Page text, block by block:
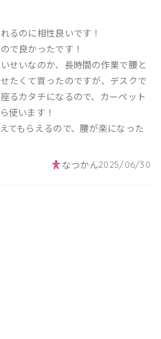
るのに相性良いです！
で良かったです！
せいなのか、長時間の作業で腰と
たくて買ったのですが、デスクで
るカタチになるので、カーペット
使います！
てもらえるので、腰が楽になった
なつかん2025/06/30